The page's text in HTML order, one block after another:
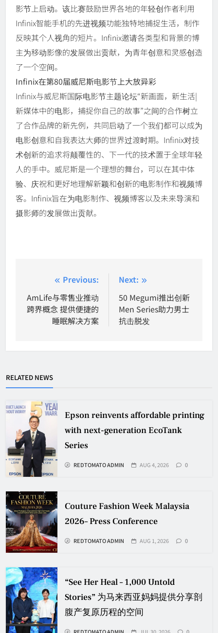
影节上启动。该比赛鼓励世界各地的年轻创作者利用
Infinix智能手机的先进视频功能独特地捕捉生活，制作
反映其个人视角的短片。Infinix邀请各类型和背景的博
主为移动影像的发展做出贡献，为青年创意和灵感创造
了一个空间。
Infinix在第80届威尼斯电影节上大放异彩
Infinix与威尼斯国际电影节主题论坛“新画面，新生活|
新媒体中的电影，捕捉你自己的故事”之间的合作树立
了合作品牌的新先例，共同启动了一个我们都可以成为
电影创意和自我表达大师的世界过渡时期。Infinix对技
术创新的追求将颠覆性的、下一代的技术置于全球年轻
人的手中。威尼斯是一个理想的舞台，可以在其中体
验、庆祝和更好地理解新颖和创新的电影制作和视频博
客。Infinix旨在为电影制作、视频博客以及未来导演和
摄影师的发展做出贡献。
navigation
Previous:
AmLife与零售业推动
跨界概念 提供便捷的
睡眠解决方案
Next:
50 Megumi推出创新
Men Series助力男士
抗击脱发
RELATED NEWS
Epson reinvents affordable printing
with next-generation EcoTank
Series
REDTOMATO ADMIN AUG 4, 2026 0
Couture Fashion Week Malaysia
2026– Press Conference
REDTOMATO ADMIN AUG 1, 2026 0
“See Her Heal – 1,000 Untold
Stories” 为马来西亚妈妈提供分享剖
腹产复原历程的空间
REDTOMATO ADMIN JUL 30, 2026 0